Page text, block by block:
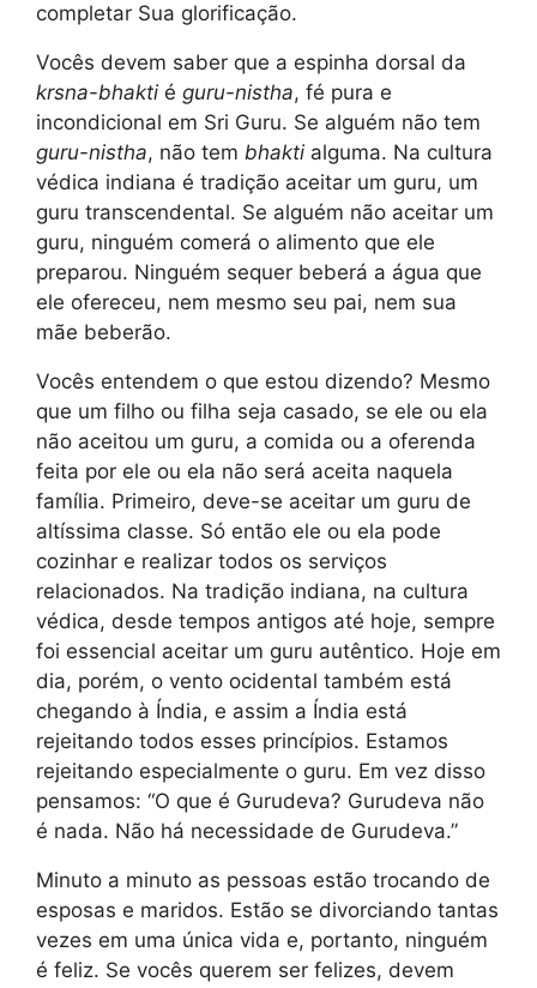
completar Sua glorificação.
Vocês devem saber que a espinha dorsal da
krsna-bhakti é guru-nistha, fé pura e
incondicional em Sri Guru. Se alguém não tem
guru-nistha, não tem bhakti alguma. Na cultura
védica indiana é tradição aceitar um guru, um
guru transcendental. Se alguém não aceitar um
guru, ninguém comerá o alimento que ele
preparou. Ninguém sequer beberá a água que
ele ofereceu, nem mesmo seu pai, nem sua
mãe beberão.
Vocês entendem o que estou dizendo? Mesmo
que um filho ou filha seja casado, se ele ou ela
não aceitou um guru, a comida ou a oferenda
feita por ele ou ela não será aceita naquela
família. Primeiro, deve-se aceitar um guru de
altíssima classe. Só então ele ou ela pode
cozinhar e realizar todos os serviços
relacionados. Na tradição indiana, na cultura
védica, desde tempos antigos até hoje, sempre
foi essencial aceitar um guru autêntico. Hoje em
dia, porém, o vento ocidental também está
chegando à Índia, e assim a Índia está
rejeitando todos esses princípios. Estamos
rejeitando especialmente o guru. Em vez disso
pensamos: “O que é Gurudeva? Gurudeva não
é nada. Não há necessidade de Gurudeva.”
Minuto a minuto as pessoas estão trocando de
esposas e maridos. Estão se divorciando tantas
vezes em uma única vida e, portanto, ninguém
é feliz. Se vocês querem ser felizes, devem